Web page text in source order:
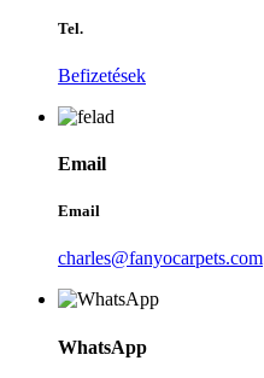
Tel.
Befizetések
Email
Email
charles@fanyocarpets.com
WhatsApp